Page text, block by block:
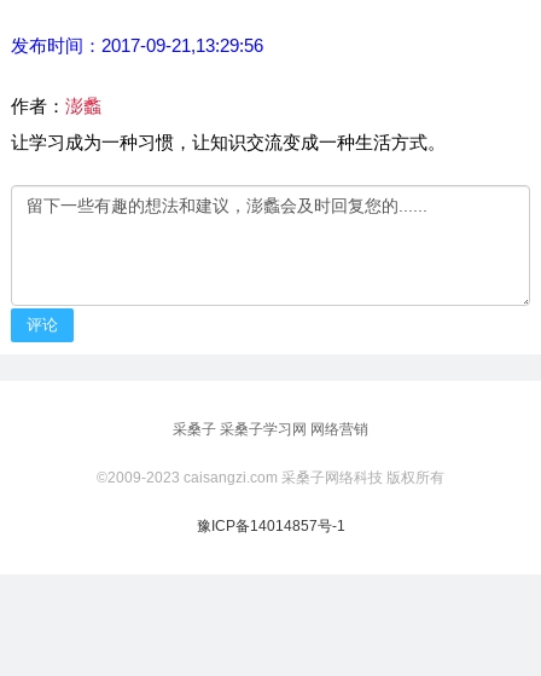
发布时间：2017-09-21,13:29:56
作者： 澎蠡
让学习成为一种习惯，让知识交流变成一种生活方式。
评论
采桑子 采桑子学习网 网络营销
©2009-2023 caisangzi.com 采桑子网络科技 版权所有
豫ICP备14014857号-1